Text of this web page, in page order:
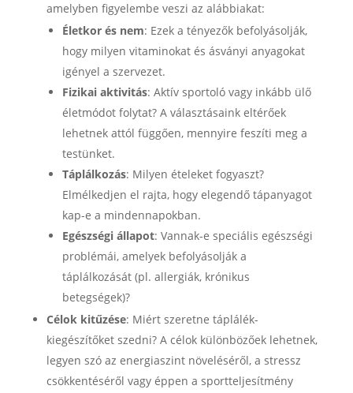
amelyben figyelembe veszi az alábbiakat:
Életkor és nem: Ezek a tényezők befolyásolják,
hogy milyen vitaminokat és ásványi anyagokat
igényel a szervezet.
Fizikai aktivitás: Aktív sportoló vagy inkább ülő
életmódot folytat? A választásaink eltérőek
lehetnek attól függően, mennyire feszíti meg a
testünket.
Táplálkozás: Milyen ételeket fogyaszt?
Elmélkedjen el rajta, hogy elegendő tápanyagot
kap-e a mindennapokban.
Egészségi állapot: Vannak-e speciális egészségi
problémái, amelyek befolyásolják a
táplálkozását (pl. allergiák, krónikus
betegségek)?
Célok kitűzése: Miért szeretne táplálék-
kiegészítőket szedni? A célok különbözőek lehetnek,
legyen szó az energiaszint növeléséről, a stressz
csökkentéséről vagy éppen a sportteljesítmény